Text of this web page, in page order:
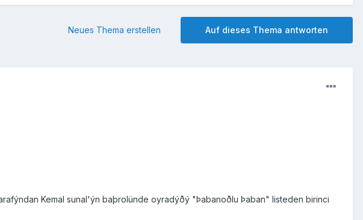
Auf dieses Thema antworten
Neues Thema erstellen
Kemal sunal'ýn baþrolünde oyradýðý "Þabanoðlu Þaban" listeden birinci